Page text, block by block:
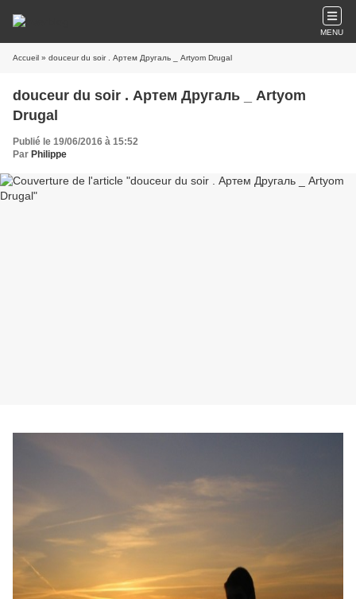
MENU
Accueil » douceur du soir . Артем Другаль _ Artyom Drugal
douceur du soir . Артем Другаль _ Artyom
Drugal
Publié le 19/06/2016 à 15:52
Par Philippe